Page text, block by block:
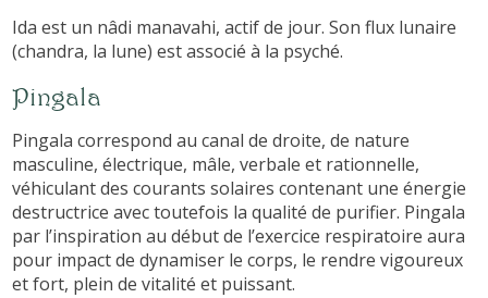
Ida est un nâdi manavahi, actif de jour. Son flux lunaire
(chandra, la lune) est associé à la psyché.
Pingala
Pingala correspond au canal de droite, de nature
masculine, électrique, mâle, verbale et rationnelle,
véhiculant des courants solaires contenant une énergie
destructrice avec toutefois la qualité de purifier. Pingala
par l’inspiration au début de l’exercice respiratoire aura
pour impact de dynamiser le corps, le rendre vigoureux
et fort, plein de vitalité et puissant.